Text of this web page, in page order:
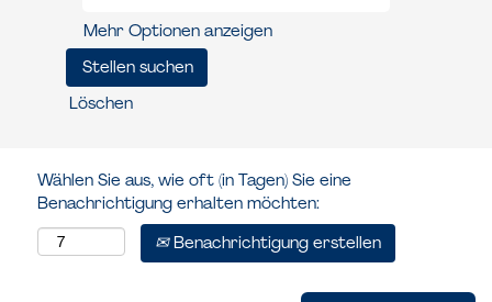
Mehr Optionen anzeigen
Löschen
Wählen Sie aus, wie oft (in Tagen) Sie eine
Benachrichtigung erhalten möchten:
Benachrichtigung erstellen